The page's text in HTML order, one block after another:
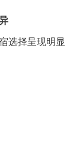
选择呈现明显